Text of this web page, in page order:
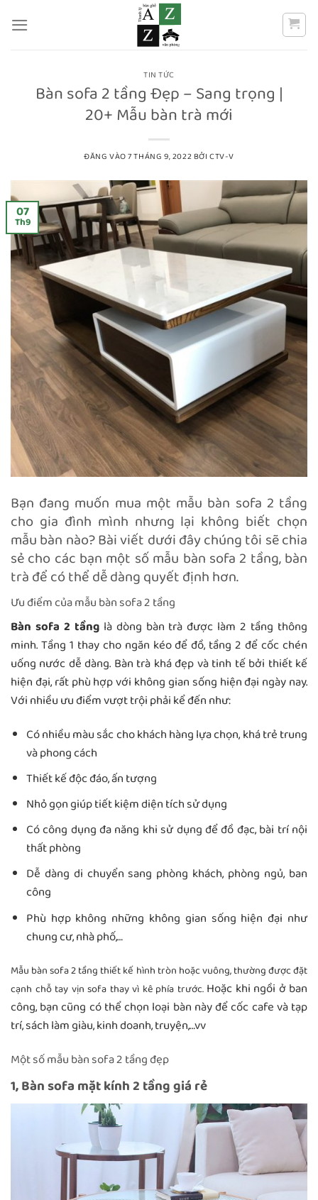
qua
TIN TỨC
Bàn sofa 2 tầng Đẹp – Sang trọng |
20+ Mẫu bàn trà mới
ĐĂNG VÀO7 THÁNG 9, 2022 BỞICTV-V
07
Th9
Bạn đang muốn mua một mẫu bàn sofa 2 tầng
cho gia đình mình nhưng lại không biết chọn
mẫu bàn nào? Bài viết dưới đây chúng tôi sẽ chia
sẻ cho các bạn một số mẫu bàn sofa 2 tầng, bàn
trà để có thể dễ dàng quyết định hơn.
Ưu điểm của mẫu bàn sofa 2 tầng
Bàn sofa 2 tầnglà dòng bàn trà được làm 2 tầng thông
minh. Tầng 1 thay cho ngăn kéo để đồ, tầng 2 để cốc chén
uống nước dễ dàng. Bàn trà khá đẹp và tinh tế bởi thiết kế
hiện đại, rất phù hợp với không gian sống hiện đại ngày nay.
Với nhiều ưu điểm vượt trội phải kể đến như:
Có nhiều màu sắc cho khách hàng lựa chọn, khá trẻ trung
và phong cách
Thiết kế độc đáo, ấn tượng
Nhỏ gọn giúp tiết kiệm diện tích sử dụng
Có công dụng đa năng khi sử dụng để đồ đạc, bài trí nội
thất phòng
Dễ dàng di chuyển sang phòng khách, phòng ngủ, ban
công
Phù hợp không những không gian sống hiện đại như
chung cư, nhà phố,…
Mẫu bàn sofa 2 tầng thiết kế hình tròn hoặc vuông, thường được đặt
cạnh chỗ tay vịn sofa thay vì kê phía trước. Hoặc khi ngồi ở ban
công, bạn cũng có thể chọn loại bàn này để cốc cafe và tạp
trí, sách làm giàu, kinh doanh, truyện,…vv
Một số mẫu bàn sofa 2 tầng đẹp
1, Bàn sofa mặt kính 2 tầng giá rẻ